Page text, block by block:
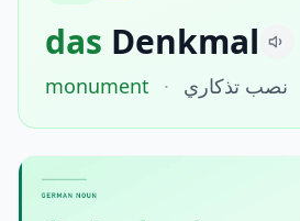
das Denkmal
monument · نصب تذكاري